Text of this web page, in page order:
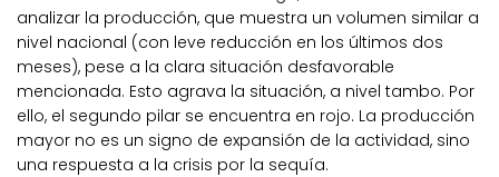
analizar la producción, que muestra un volumen similar a
nivel nacional (con leve reducción en los últimos dos
meses), pese a la clara situación desfavorable
mencionada. Esto agrava la situación, a nivel tambo. Por
ello, el segundo pilar se encuentra en rojo. La producción
mayor no es un signo de expansión de la actividad, sino
una respuesta a la crisis por la sequía.